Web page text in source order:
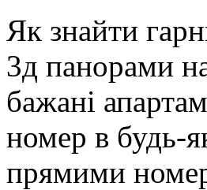
Як знайти
3д панорами
бажані
номер в будь-
прямими